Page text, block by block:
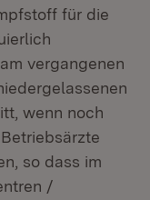
für die
vergangenen
wenn noch
so dass im
/